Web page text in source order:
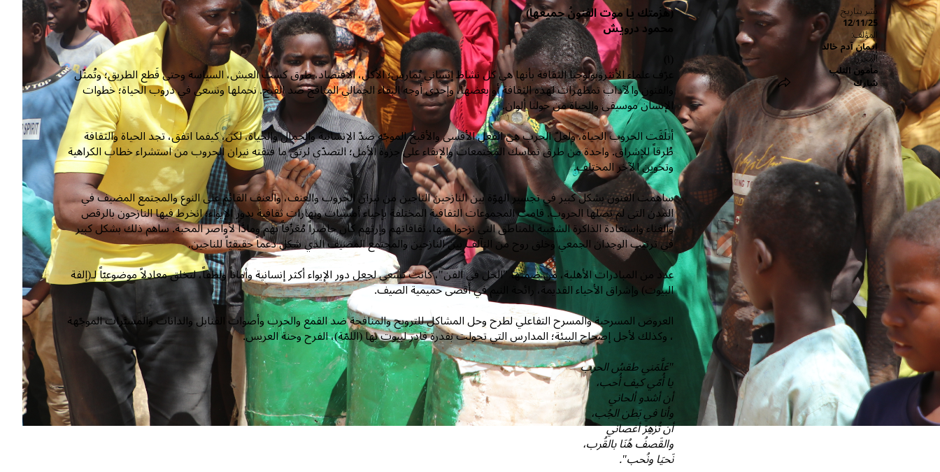
نُشر بتاريخ
12/11/25
المؤلف:
إيمان آدم خالد
المحرر:
مأمون التلب
شارك
(هَزَمتك يا موت الفنونُ جميعها)
محمود درويش
عرّف علماء الأنثروبولوجيا الثقافة بأنها هي كل نشاط إنساني يُمارس؛ الأكل، الاقتصاد، طرق كسب العيش، السياسة وحتى قَطع الطريق؛ وتُمثّل
والفنون والآداب تمظهرات لهذه الثقافة أو بعضها، وإحدى أوجه البقاء الجمالي المنافح ضد القبح. نحملها ونسعى في دروب الحياة؛ خطوات
الإنسان موسيقى والحياة من حولنا ألوان.
أتلَفَت الحروب الحياة، ولعلّ الحرب هي الفعل الأقسى والأقبح الموجّه ضدّ الإنسانية والجمال والحياة، لكن، كيفما اتفق، تجد الحياة والثقافة
طُرقاً للإشراق. واحدة من طرق تماسك المجتمعات والإبقاء على جزوة الأمل؛ التصدّي لرتق ما فتقته نيران الحروب من استشراء خطاب الكراهية
وتخوين الآخر المختلف.
ساهمت الفنون بشكل كبير في تجسير الهوّة بين النازحين الناجين من نيران الحروب والعنف، والعنف القائم على النوع والمجتمع المضيف في
المدن التي لم تصلها الحروب. قامت المجموعات الثقافية المختلفة بإحياء أمسيات ونهارات ثقافية بدور الإيواء؛ انخرط فيها النازحون بالرقص
والغناء واستعادة الذاكرة الشعبية للمناطق التي نزحوا منها، ثقافاتهم وإرثهم كان حاضراً مُعَرِّفاً بهم ومادَّاً لأواصر المحبة. ساهم ذلك بشكل كبير
في ترتيب الوجدان الجمعي وخلق روح من التآلف بين النازحين والمجتمع المضيف الذي شكل دعماً حقيقيّاً للناجين.
عدد من المبادرات الأهلية، من ضمنها "الحل في الفن"، كانت تسعى لجعل دور الإيواء أكثر إنسانية وأماناً ولطفاً، لتخلق معادلاً موضوعيّاً لـ(إلفة
البيوت) وإشراق الأحياء القديمة، رائحة النيم في أقصى حميمية الصيف.
العروض المسرحية والمسرح التفاعلي لطرح وحل المشاكل للترويح والمنافحة ضد القمع والحرب وأصوات القنابل والدانات والمسيَّرات الموجّهة
، وكذلك لأجل إصحاح البيئة؛ المدارس التي تحولت بقدرة قادر لبيوت بها (اللمّة)، الفرح وحنة العريس.
"عَلَّمَني طقسُ الحرب
يا أُمّي كيف أُحب،
أن أشدو ألحاني
وأنا في بَطن الجُب،
أن تُزهِرَ أغصاني
والقَصفُ هُنَا بالقُرب،
نَحيَا ونُحب".